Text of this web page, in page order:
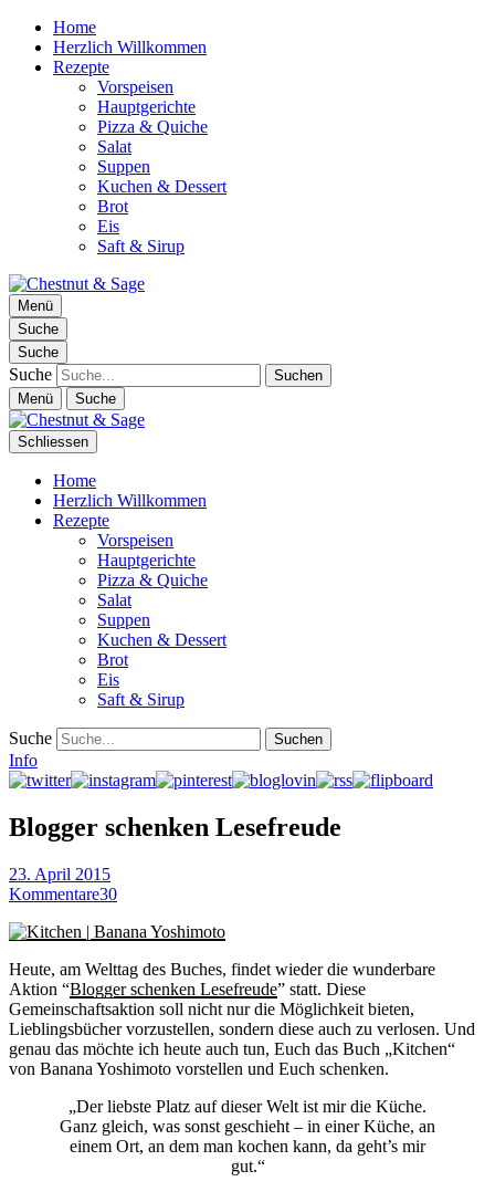
Home
Herzlich Willkommen
Rezepte
Vorspeisen
Hauptgerichte
Pizza & Quiche
Salat
Suppen
Kuchen & Dessert
Brot
Eis
Saft & Sirup
Chestnut & Sage
Foodblog | essen. trinken. genießen.
Menü
Suche
Suche
Suche
Menü Suche
Schliessen
Home
Herzlich Willkommen
Rezepte
Vorspeisen
Hauptgerichte
Pizza & Quiche
Salat
Suppen
Kuchen & Dessert
Brot
Eis
Saft & Sirup
Suche
Info
Blogger schenken Lesefreude
23. April 2015
Kommentare30
Heute, am Welttag des Buches, findet wieder die wunderbare
Aktion “Blogger schenken Lesefreude” statt. Diese
Gemeinschaftsaktion soll nicht nur die Möglichkeit bieten,
Lieblingsbücher vorzustellen, sondern diese auch zu verlosen. Und
genau das möchte ich heute auch tun, Euch das Buch „Kitchen“
von Banana Yoshimoto vorstellen und Euch schenken.
„Der liebste Platz auf dieser Welt ist mir die Küche.
Ganz gleich, was sonst geschieht – in einer Küche, an
einem Ort, an dem man kochen kann, da geht’s mir
gut.“